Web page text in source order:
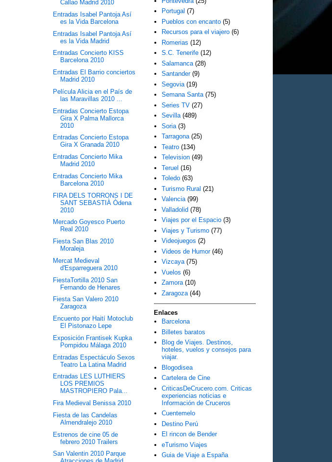
Callao Madrid 2010
Entradas Isabel Pantoja Así
es la Vida Barcelona
Entradas Isabel Pantoja Así
es la Vida Madrid
Entradas Concierto KISS
Barcelona 2010
Entradas El Barrio conciertos
Madrid 2010
Película Alicia en el País de
las Maravillas 2010 ...
Entradas Concierto Estopa
Gira X Palma Mallorca
2010
Entradas Concierto Estopa
Gira X Granada 2010
Entradas Concierto Mika
Madrid 2010
Entradas Concierto Mika
Barcelona 2010
FIRA DELS TORRONS I DE
SANT SEBASTIÀ Òdena
2010
Mercado Goyesco Puerto
Real 2010
Fiesta San Blas 2010
Moraleja
Mercat Medieval
d'Esparreguera 2010
FiestaTortilla 2010 San
Fernando de Henares
Fiesta San Valero 2010
Zaragoza
Encuento por Haití Motoclub
El Pistonazo Lepe
Exposición Frantisek Kupka
Pompidou Málaga 2010
Entradas Espectáculo Sexos
Teatro La Latina Madrid
Entradas LES LUTHIERS
LOS PREMIOS
MASTROPIERO Pala...
Fira Medieval Benissa 2010
Fiesta de las Candelas
Almendralejo 2010
Estrenos de cine 05 de
febrero 2010 Trailers
San Valentin 2010 Parque
Portugal (7)
Pueblos con encanto (5)
Recursos para el viajero (6)
Romerias (12)
S.C. Tenerife (12)
Salamanca (28)
Santander (9)
Segovia (19)
Semana Santa (75)
Series TV (27)
Sevilla (489)
Soria (3)
Tarragona (25)
Teatro (134)
Television (49)
Teruel (16)
Toledo (63)
Turismo Rural (21)
Valencia (99)
Valladolid (78)
Viajes por el Espacio (3)
Viajes y Turismo (77)
Videojuegos (2)
Videos de Humor (46)
Vizcaya (75)
Vuelos (6)
Zamora (10)
Zaragoza (44)
Enlaces
Barcelona
Billetes baratos
Blog de Viajes. Destinos,
hoteles, vuelos y consejos para
viajar.
Blogodisea
Cartelera de Cine
CriticasDeCrucero.com. Criticas
experiencias noticias e
Información de Cruceros
Cuentemelo
Destino Perú
El rincon de Bender
eTurismo Viajes
Guia de Viaje a España